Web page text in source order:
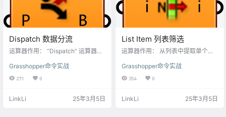
Dispatch 数据分流
运算器作用： “Dispatch” 运算器的
将输入的数据列表进行分流。它可
以把一个数据列表按照指定的规则
端口： 用于接收需要进行分流处理
Grasshopper命令实战
271 0
LinkLi 25年3月5日
List Item 列表筛选
运算器作用： 从列表中提取单个元
能。在 Grasshopper 里，许多数据
都是以列表形式存在的，这些列表
组件，你能够依据索引值从列表里
Grasshopper命令实战
354 0
LinkLi 25年3月5日